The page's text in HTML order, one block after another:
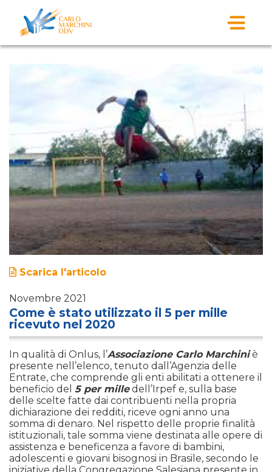
Scarica l'articolo
Novembre 2021
Come è stato utilizzato il 5 per mille
ricevuto nel 2020
In qualità di Onlus, l’Associazione Carlo Marchiniè
presente nell’elenco, tenuto dall’Agenzia delle
Entrate, che comprende gli enti abilitati a ottenere il
beneficio del 5 per milledell’Irpef e, sulla base
delle scelte fatte dai contribuenti nella propria
dichiarazione dei redditi, riceve ogni anno una
somma di denaro. Nel rispetto delle proprie finalità
istituzionali, tale somma viene destinata alle opere di
assistenza e beneficenza a favore di bambini,
adolescenti e giovani bisognosi in Brasile, secondo le
iniziative della Congregazione Salesiana presente in